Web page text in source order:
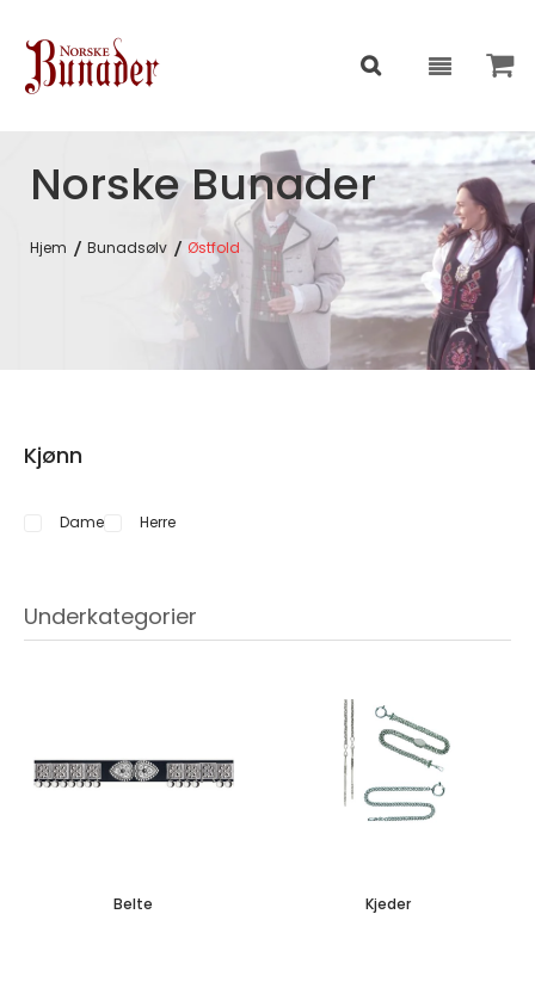
Norske Bunader
Hjem Bunadsølv Østfold
Kjønn
Dame Herre
Underkategorier
Belte Kjeder